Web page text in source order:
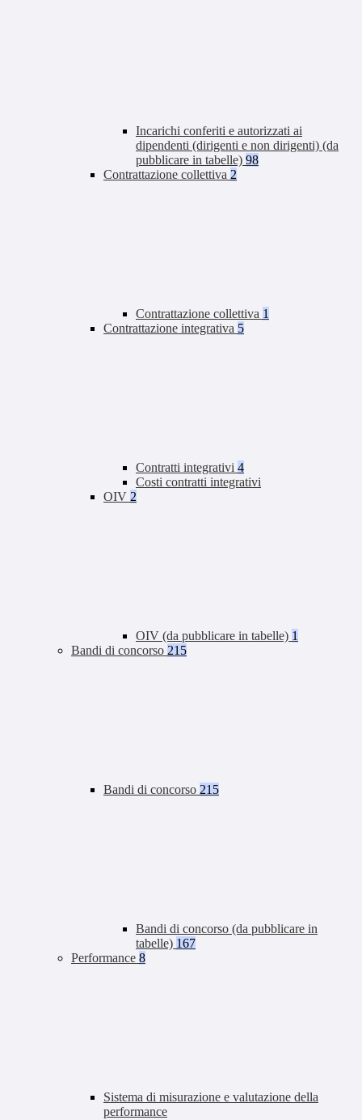
Incarichi conferiti e autorizzati ai
dipendenti (dirigenti e non dirigenti) (da
pubblicare in tabelle) 98
Contrattazione collettiva 2
Contrattazione collettiva 1
Contrattazione integrativa 5
Contratti integrativi 4
Costi contratti integrativi
OIV 2
OIV (da pubblicare in tabelle) 1
Bandi di concorso 215
Bandi di concorso 215
Bandi di concorso (da pubblicare in
tabelle) 167
Performance 8
Sistema di misurazione e valutazione della
performance